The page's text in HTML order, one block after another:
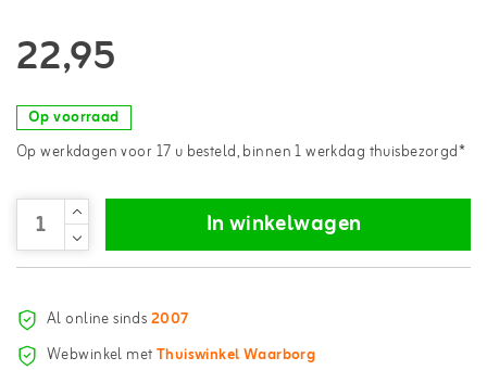
22,95
Op voorraad
Op werkdagen voor 17 u besteld, binnen 1 werkdag thuisbezorgd*
In winkelwagen
Al online sinds2007
Webwinkel metThuiswinkel Waarborg